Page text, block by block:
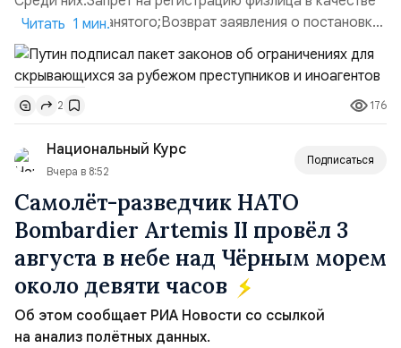
ИП или самозанятого;Возврат заявления о постановке
недвижимости на кадастровый учет;Ограничение
водительских прав;Запрет регистрации транспортных
средств и на заключение сделок по
доверенности;Отказ в заключении кредитного
договора, предоставлении государственных и
муниципальных услуг онл...
Читать 1 мин.
2 176
Национальный Курс
Вчера в 8:52
Подписаться
Самолёт-разведчик НАТО
Bombardier Artemis II провёл 3
августа в небе над Чёрным морем
около девяти часов
Об этом сообщает РИА Новости со ссылкой
на анализ полётных данных.